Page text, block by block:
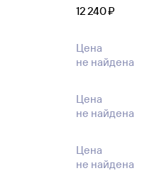
12 ⁠240 ⁠₽
Цена
не найдена
Цена
не найдена
Цена
не найдена